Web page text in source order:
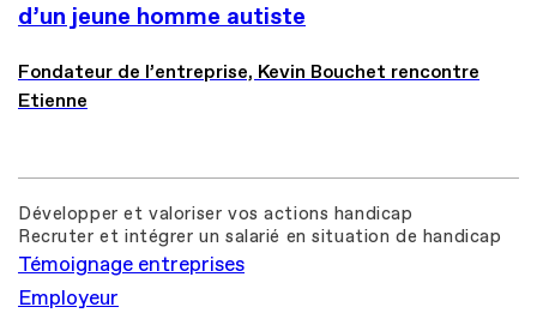
d’un jeune homme autiste
Fondateur de l’entreprise, Kevin Bouchet rencontre
Etienne
Développer et valoriser vos actions handicap
Recruter et intégrer un salarié en situation de handicap
Témoignage entreprises
Employeur